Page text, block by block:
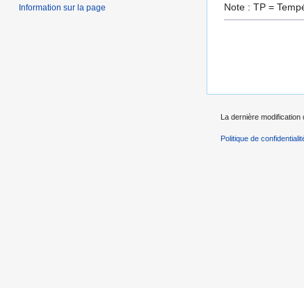
Note : TP =
Information sur la page
La dernière
Politique de